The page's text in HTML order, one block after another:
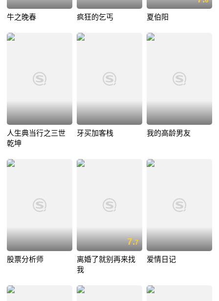
牛之晚春 疯狂的乞丐 夏伯阳
人生典当行之三世
乾坤
牙买加客栈 我的高龄男友
股票分析师
7.7
离婚了就别再来找
我
爱情日记